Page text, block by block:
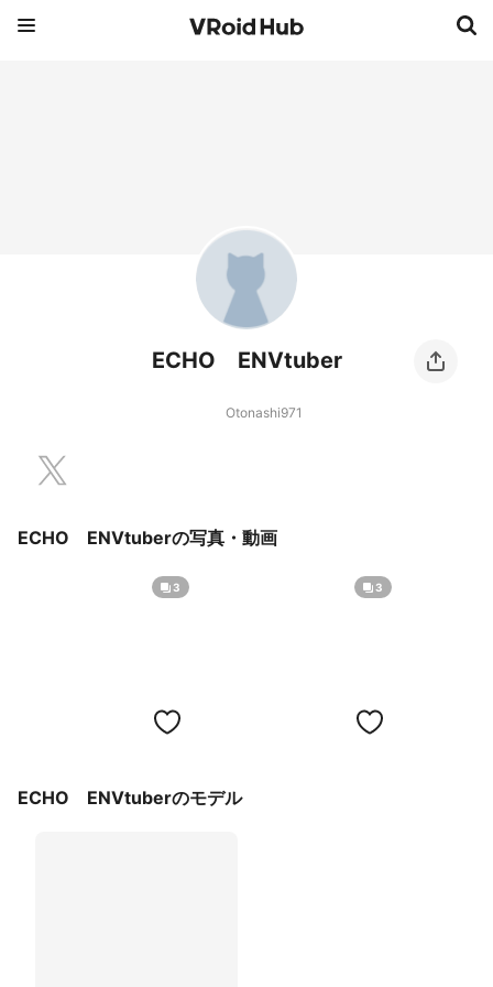
ECHO ENVtuber
Otonashi971
ECHO ENVtuberの写真・動画
3 3
ECHO ENVtuberのモデル